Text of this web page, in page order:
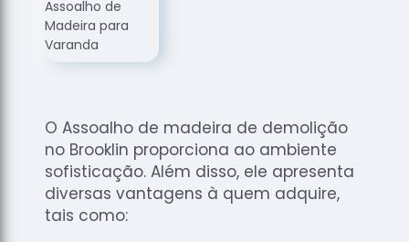
Raspagem
de
Assoalhos
Raspagem
de Tacos
de
Madeiras
Raspagens
O Assoalho de madeira de demolição
no Brooklin proporciona ao ambiente
sofisticação. Além disso, ele apresenta
diversas vantagens à quem adquire,
tais como: